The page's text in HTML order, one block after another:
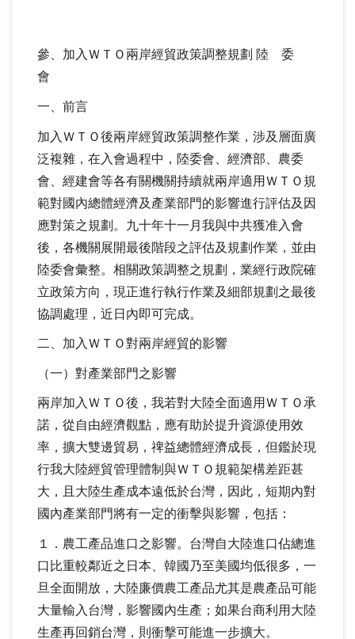
參、加入ＷＴＯ兩岸經貿政策調整規劃 陸 委
會
一、前言
加入ＷＴＯ後兩岸經貿政策調整作業，涉及層面廣
泛複雜，在入會過程中，陸委會、經濟部、農委
會、經建會等各有關機關持續就兩岸適用ＷＴＯ規
範對國內總體經濟及產業部門的影響進行評估及因
應對策之規劃。九十年十一月我與中共獲准入會
後，各機關展開最後階段之評估及規劃作業，並由
陸委會彙整。相關政策調整之規劃，業經行政院確
立政策方向，現正進行執行作業及細部規劃之最後
協調處理，近日內即可完成。
二、加入ＷＴＯ對兩岸經貿的影響
（一）對產業部門之影響
兩岸加入ＷＴＯ後，我若對大陸全面適用ＷＴＯ承
諾，從自由經濟觀點，應有助於提升資源使用效
率，擴大雙邊貿易，禆益總體經濟成長，但鑑於現
行我大陸經貿管理體制與ＷＴＯ規範架構差距甚
大，且大陸生產成本遠低於台灣，因此，短期內對
國內產業部門將有一定的衝擊與影響，包括：
１．農工產品進口之影響。台灣自大陸進口佔總進
口比重較鄰近之日本、韓國乃至美國均低很多，一
旦全面開放，大陸廉價農工產品尤其是農產品可能
大量輸入台灣，影響國內生產；如果台商利用大陸
生產再回銷台灣，則衝擊可能進一步擴大。